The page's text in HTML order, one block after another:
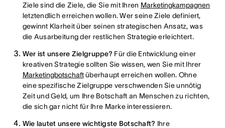
Ziele sind die Ziele, die Sie mit Ihren Marketingkampagnen
letztendlich erreichen wollen. Wer seine Ziele definiert,
gewinnt Klarheit über seinen strategischen Ansatz, was
die Ausarbeitung der restlichen Strategie erleichtert.
Wer ist unsere Zielgruppe? Für die Entwicklung einer
kreativen Strategie sollten Sie wissen, wen Sie mit Ihrer
Marketingbotschaftüberhaupt erreichen wollen. Ohne
eine spezifische Zielgruppe verschwenden Sie unnötig
Zeit und Geld, um Ihre Botschaft an Menschen zu richten,
die sich gar nicht für Ihre Marke interessieren.
Wie lautet unsere wichtigste Botschaft? Ihre